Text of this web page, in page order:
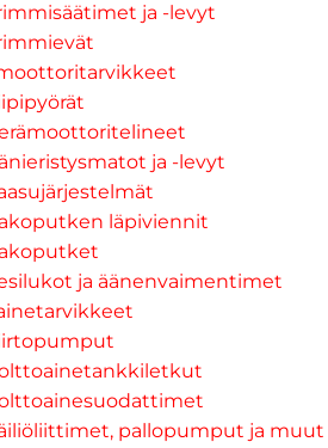
ja -levyt
ja -levyt
läpiviennit
ja äänenvaimentimet
pallopumput ja muut